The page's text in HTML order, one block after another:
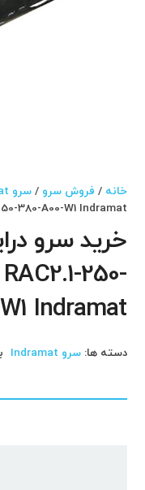
خانه / فروش سرو /سرو Indramat
380-A00-W1 Indramat
250-
Indramat
دسته ها:سرو Indramat